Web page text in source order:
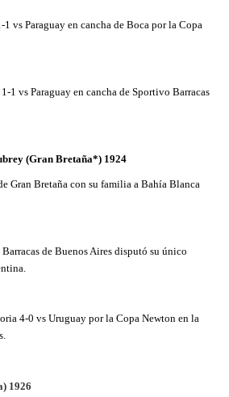
vs Paraguay en cancha de Boca por la Copa
1 vs Paraguay en cancha de Sportivo Barracas
(Gran Bretaña*) 1924
Gran Bretaña con su familia a Bahía Blanca
de Buenos Aires disputó su único
4-0 vs Uruguay por la Copa Newton en la
1926